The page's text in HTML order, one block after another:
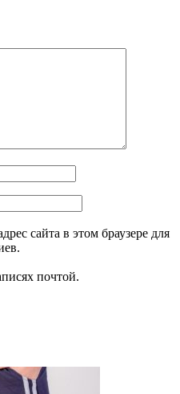
сайта в этом браузере для
почтой.